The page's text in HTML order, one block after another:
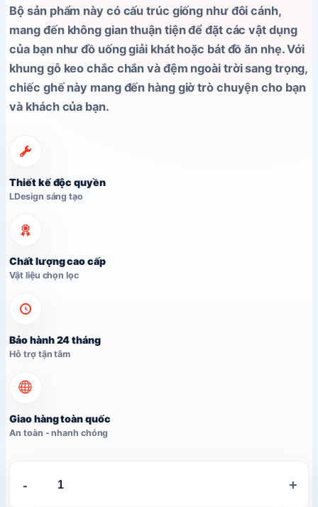
Bộ sản phẩm này có cấu trúc giống như đôi cánh,
mang đến không gian thuận tiện để đặt các vật dụng
của bạn như đồ uống giải khát hoặc bát đồ ăn nhẹ. Với
khung gỗ keo chắc chắn và đệm ngoài trời sang trọng,
chiếc ghế này mang đến hàng giờ trò chuyện cho bạn
và khách của bạn.
Thiết kế độc quyền
LDesign sáng tạo
Chất lượng cao cấp
Vật liệu chọn lọc
Bảo hành 24 tháng
Hỗ trợ tận tâm
Giao hàng toàn quốc
An toàn - nhanh chóng
-
sofa
+